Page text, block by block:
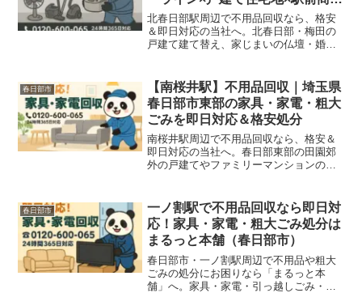
地で家具家電・粗大ごみを即日対
応＆格安処分
北春日部駅周辺で不用品回収なら、格安
＆即日対応の当社へ。北春日部・梅田の
戸建て建て替え、家じまいの仏壇・婚礼
家電・粗大ごみをまるっと回収いたしま
す！
春日部市
【南桜井駅】不用品回収｜埼玉県
春日部市東部の家具・家電・粗大
ごみを即日対応＆格安処分
南桜井駅周辺で不用品回収なら、格安＆
即日対応の当社へ。春日部東部の田園郊
外の戸建てやファミリーマンションの家
春日部市
一ノ割駅で不用品回収なら即日対
応！家具・家電・粗大ごみ処分は
まるっと本舗（春日部市）
春日部市・一ノ割駅周辺で不用品や粗大
ごみの処分にお困りなら「まるっと本
舗」へ。家具・家電・引っ越しごみ・遺